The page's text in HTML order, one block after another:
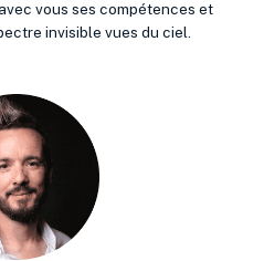
vous ses compétences et
invisible vues du ciel.